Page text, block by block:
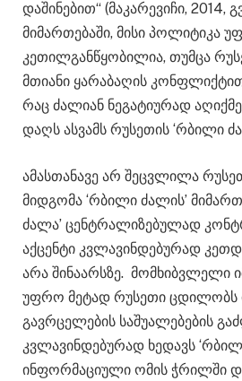
დაშინებით“ (მაკარევიჩი, 2014,
მიმართებაში, მისი პოლიტიკა
კეთილგანწყობილია, თუმცა
მთიანი ყარაბაღის
რაც ძალიან ნეგატიურად
დაღს ასვამს რუსეთის ‘რბილი
ამასთანავე არ შეცვლილა
მიდგომა ‘რბილი ძალის’
ძალა’ ცენტრალიზებულად
აქცენტი კვლავინდებურად
არა შინაარსზე. მომხიბვლელი
უფრო მეტად რუსეთი ცდილობს
გავრცელების საშუალებების
კვლავინდებურად ხედავს
ინფორმაციული ომის ჭრილში